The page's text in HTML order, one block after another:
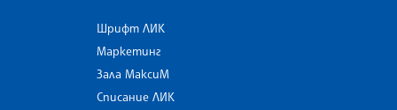
Шрифт ЛИК
Маркетинг
Зала МаксиМ
Списание ЛИК